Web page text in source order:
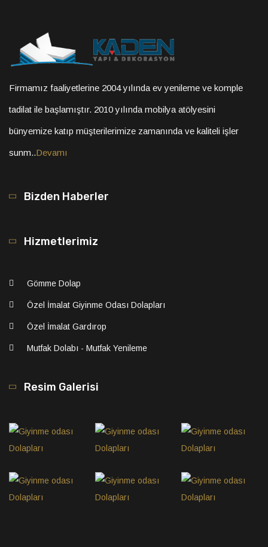
Firmamız faaliyetlerine 2004 yılında ev yenileme ve komple
tadilat ile başlamıştır. 2010 yılında mobilya atölyesini
bünyemize katıp müşterilerimize zamanında ve kaliteli işler
sunm..Devamı
Bizden Haberler
Hizmetlerimiz
Gömme Dolap
Özel İmalat Giyinme Odası Dolapları
Özel İmalat Gardırop
Mutfak Dolabı - Mutfak Yenileme
Resim Galerisi